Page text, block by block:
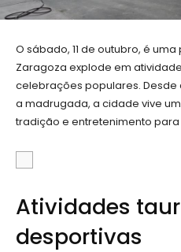
O sábado, 11 de outubro, é
Zaragoza explode em
celebrações populares.
a madrugada, a cidade vive
tradição e entretenimento
Atividades
desportivas